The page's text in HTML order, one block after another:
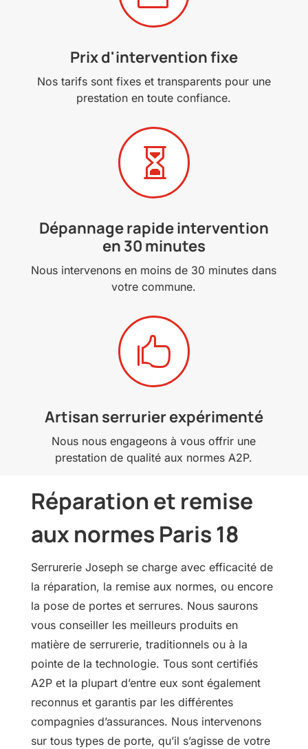
Prix d'intervention fixe
Nos tarifs sont fixes et transparents pour une
prestation en toute confiance.

Dépannage rapide intervention
en 30 minutes
Nous intervenons en moins de 30 minutes dans
votre commune.

Artisan serrurier expérimenté
Nous nous engageons à vous offrir une
prestation de qualité aux normes A2P.
Réparation et remise
aux normes Paris 18
Serrurerie Joseph se charge avec efficacité de
la réparation, la remise aux normes, ou encore
la pose de portes et serrures. Nous saurons
vous conseiller les meilleurs produits en
matière de serrurerie, traditionnels ou à la
pointe de la technologie. Tous sont certifiés
A2P et la plupart d’entre eux sont également
reconnus et garantis par les différentes
compagnies d’assurances. Nous intervenons
sur tous types de porte, qu’il s’agisse de votre